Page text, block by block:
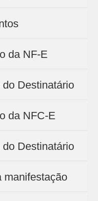
da NF-E
Destinatário
da NFC-E
Destinatário
manifestação